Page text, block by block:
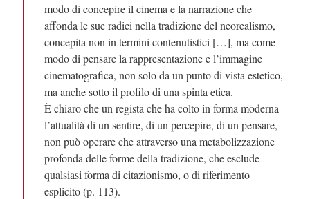
modo di concepire il cinema e la narrazione che
affonda le sue radici nella tradizione del neorealismo,
concepita non in termini contenutistici […], ma come
modo di pensare la rappresentazione e l’immagine
cinematografica, non solo da un punto di vista estetico,
ma anche sotto il profilo di una spinta etica.
È chiaro che un regista che ha colto in forma moderna
l’attualità di un sentire, di un percepire, di un pensare,
non può operare che attraverso una metabolizzazione
profonda delle forme della tradizione, che esclude
qualsiasi forma di citazionismo, o di riferimento
esplicito (p. 113).